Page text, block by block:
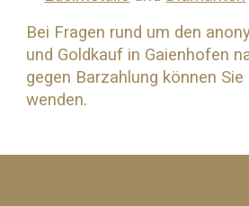
Bei Fragen rund um den
und Goldkauf in Gaienhofen
gegen Barzahlung können
wenden.